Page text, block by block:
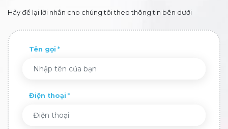
Hãy để lại lời nhắn cho chúng tôi theo thông tin bên dưới
Tên gọi
Điện thoại